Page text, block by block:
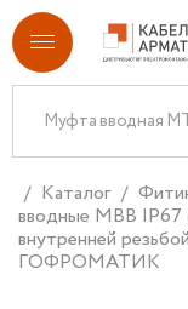
Каталог
вводные МВВ IP67
внутренней
ГОФРОМАТИК